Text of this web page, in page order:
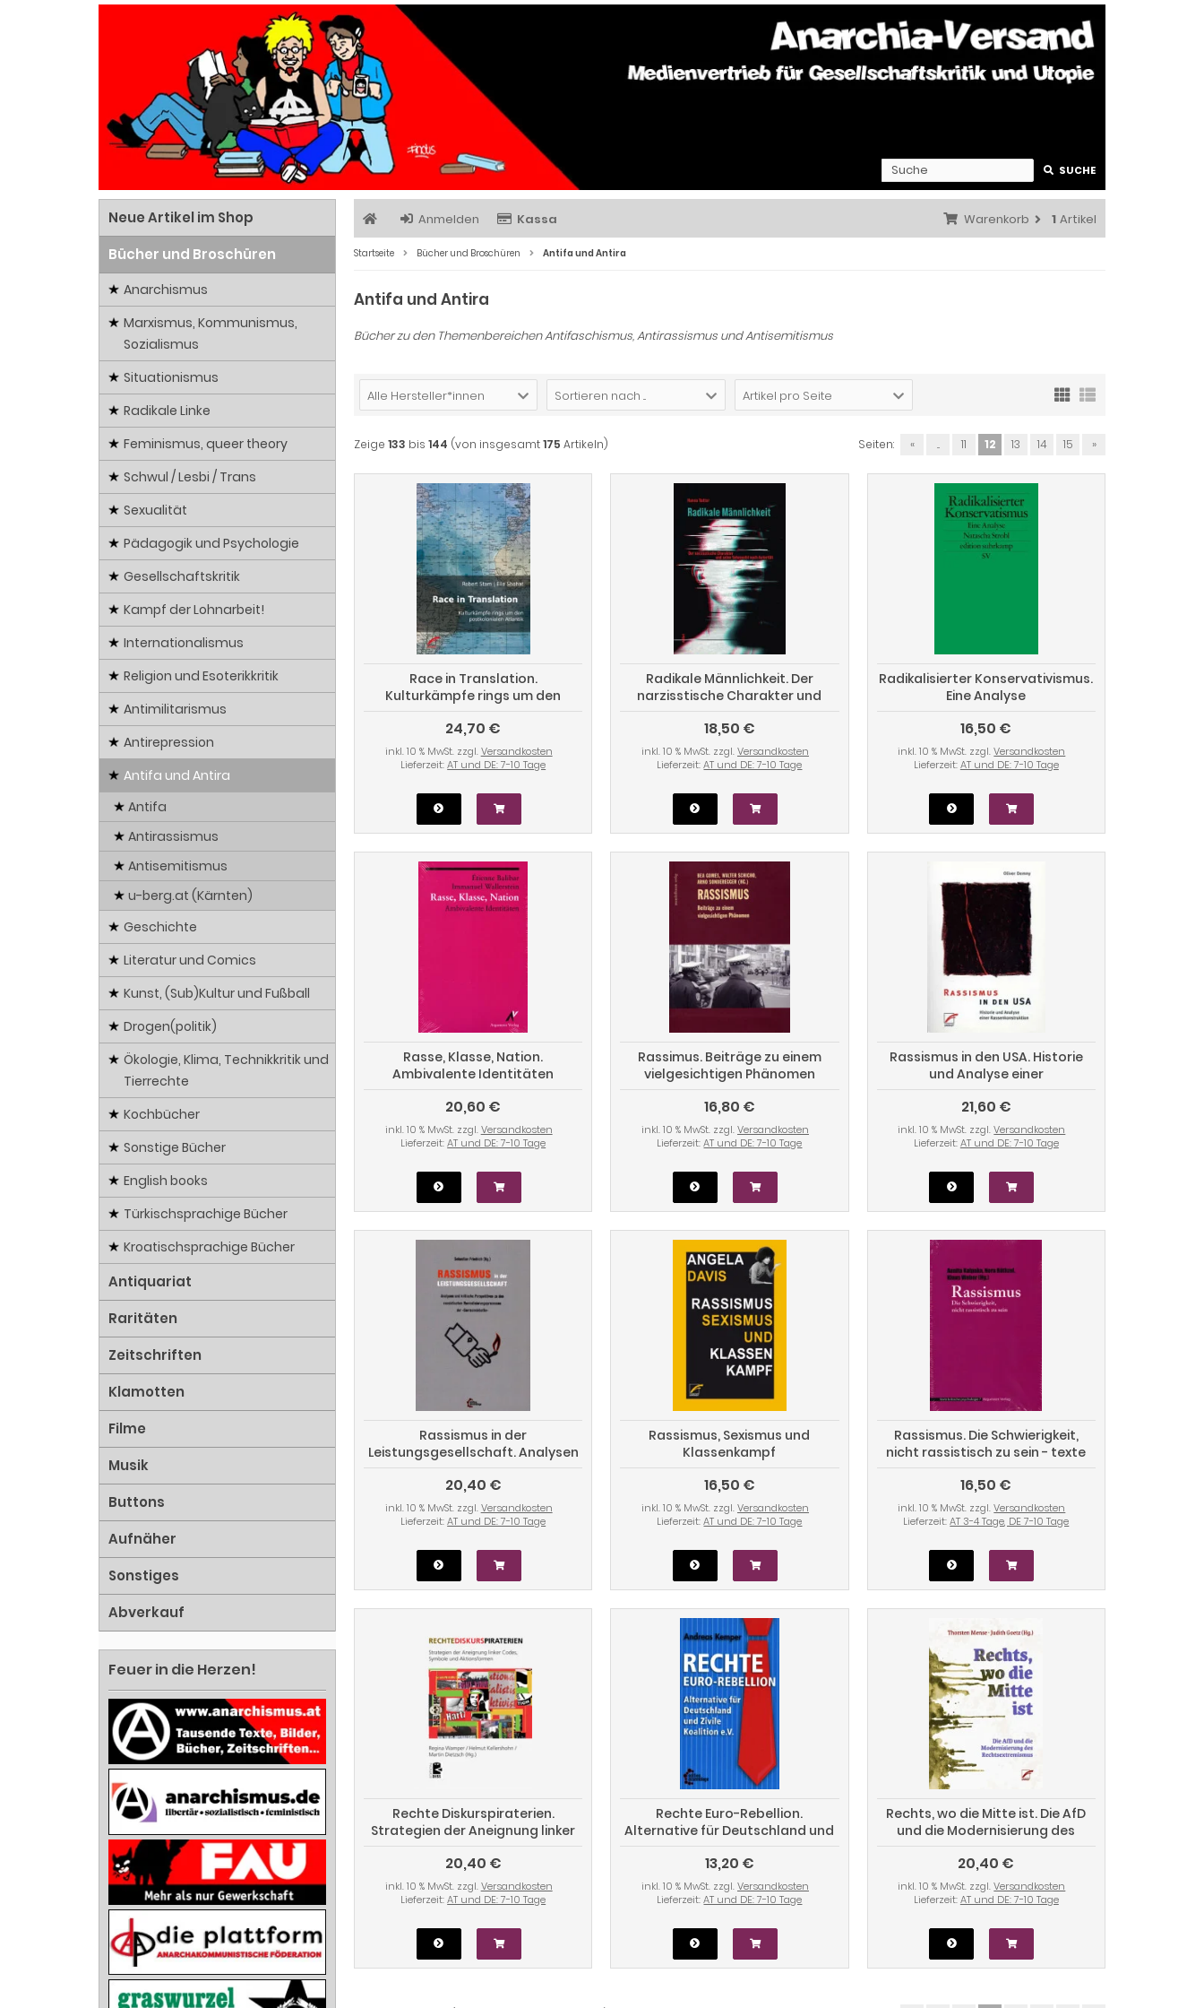
SUCHE
Anmelden Kassa Warenkorb 1 Artikel
Startseite Bücher und Broschüren Antifa und Antira
Antifa und Antira
Bücher zu den Themenbereichen Antifaschismus, Antirassismus und Antisemitismus
Alle Hersteller*innen Sortieren nach ... Artikel pro Seite
Zeige 133 bis 144 (von insgesamt175 Artikeln) Seiten: « ... 11 12 13 14 15 »
Race in Translation.
Kulturkämpfe rings um den
postkolonialen Atlantik
24,70 €
inkl. 10 % MwSt. zzgl.Versandkosten
Lieferzeit:AT und DE: 7-10 Tage
Radikale Männlichkeit. Der
narzisstische Charakter und
seine Sehnsucht nach Autorität
18,50 €
inkl. 10 % MwSt. zzgl.Versandkosten
Lieferzeit:AT und DE: 7-10 Tage
Radikalisierter Konservativismus.
Eine Analyse
16,50 €
inkl. 10 % MwSt. zzgl.Versandkosten
Lieferzeit:AT und DE: 7-10 Tage
Rasse, Klasse, Nation.
Ambivalente Identitäten
20,60 €
inkl. 10 % MwSt. zzgl.Versandkosten
Lieferzeit:AT und DE: 7-10 Tage
Rassimus. Beiträge zu einem
vielgesichtigen Phänomen
16,80 €
inkl. 10 % MwSt. zzgl.Versandkosten
Lieferzeit:AT und DE: 7-10 Tage
Rassismus in den USA. Historie
und Analyse einer
Rassenkonstruktion
21,60 €
inkl. 10 % MwSt. zzgl.Versandkosten
Lieferzeit:AT und DE: 7-10 Tage
Rassismus in der
Leistungsgesellschaft. Analysen
und kritische Perspektiven zu den
rassistischen
Normalisierungsprozessen der
"Sarrazindebatte"
20,40 €
inkl. 10 % MwSt. zzgl.Versandkosten
Lieferzeit:AT und DE: 7-10 Tage
Rassismus, Sexismus und
Klassenkampf
16,50 €
inkl. 10 % MwSt. zzgl.Versandkosten
Lieferzeit:AT und DE: 7-10 Tage
Rassismus. Die Schwierigkeit,
nicht rassistisch zu sein - texte
kritische psychologie 7
16,50 €
inkl. 10 % MwSt. zzgl.Versandkosten
Lieferzeit:AT 3-4 Tage, DE 7-10 Tage
Rechte Diskurspiraterien.
Strategien der Aneignung linker
Codes, Symbole und
Aktionsformen
20,40 €
inkl. 10 % MwSt. zzgl.Versandkosten
Lieferzeit:AT und DE: 7-10 Tage
Rechte Euro-Rebellion.
Alternative für Deutschland und
Zivile Koalition e.V.
13,20 €
inkl. 10 % MwSt. zzgl.Versandkosten
Lieferzeit:AT und DE: 7-10 Tage
Rechts, wo die Mitte ist. Die AfD
und die Modernisierung des
Rechtsextremismus
20,40 €
inkl. 10 % MwSt. zzgl.Versandkosten
Lieferzeit:AT und DE: 7-10 Tage
Neue Artikel im Shop
Bücher und Broschüren
Anarchismus
Marxismus, Kommunismus,
Sozialismus
Situationismus
Radikale Linke
Feminismus, queer theory
Schwul / Lesbi / Trans
Sexualität
Pädagogik und Psychologie
Gesellschaftskritik
Kampf der Lohnarbeit!
Internationalismus
Religion und Esoterikkritik
Antimilitarismus
Antirepression
Antifa und Antira
Antifa
Antirassismus
Antisemitismus
u-berg.at (Kärnten)
Geschichte
Literatur und Comics
Kunst, (Sub)Kultur und Fußball
Drogen(politik)
Ökologie, Klima, Technikkritik und
Tierrechte
Kochbücher
Sonstige Bücher
English books
Türkischsprachige Bücher
Kroatischsprachige Bücher
Antiquariat
Raritäten
Zeitschriften
Klamotten
Filme
Musik
Buttons
Aufnäher
Sonstiges
Abverkauf
Feuer in die Herzen!